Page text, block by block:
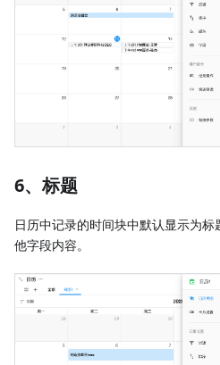
6、标题
日历中记录的时间块中默认显示为
他字段内容。